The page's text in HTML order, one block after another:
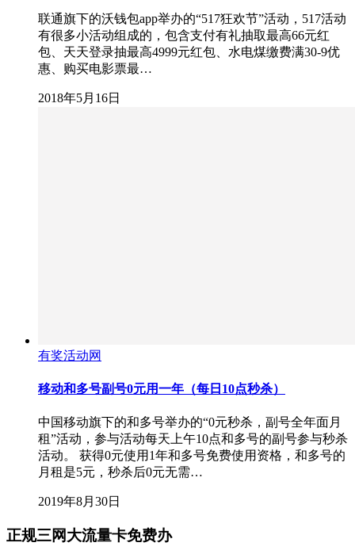
联通旗下的沃钱包app举办的“517狂欢节”活动，517活动
有很多小活动组成的，包含支付有礼抽取最高66元红
包、天天登录抽最高4999元红包、水电煤缴费满30-9优
惠、购买电影票最…
2018年5月16日
有奖活动网
移动和多号副号0元用一年（每日10点秒杀）
中国移动旗下的和多号举办的“0元秒杀，副号全年面月
租”活动，参与活动每天上午10点和多号的副号参与秒杀
活动。 获得0元使用1年和多号免费使用资格，和多号的
月租是5元，秒杀后0元无需…
2019年8月30日
正规三网大流量卡免费办